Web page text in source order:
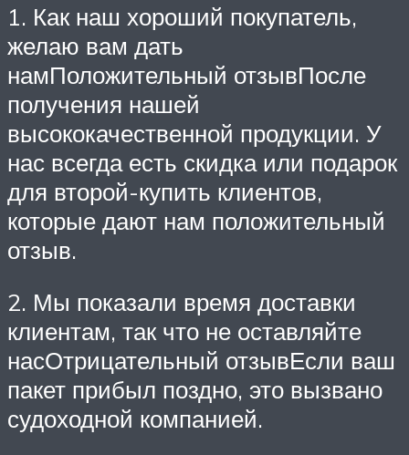
1. Как наш хороший покупатель,
желаю вам дать
намПоложительный отзывПосле
получения нашей
высококачественной продукции. У
нас всегда есть скидка или подарок
для второй-купить клиентов,
которые дают нам положительный
отзыв.
2. Мы показали время доставки
клиентам, так что не оставляйте
насОтрицательный отзывЕсли ваш
пакет прибыл поздно, это вызвано
судоходной компанией.